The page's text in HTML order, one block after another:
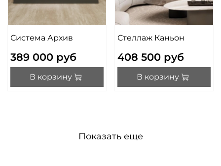
Система Архив
389 000 руб
В корзину
Стеллаж Каньон
408 500 руб
В корзину
Показать еще